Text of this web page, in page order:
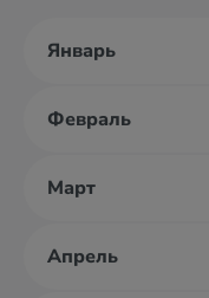
Январь
Февраль
Март
Апрель